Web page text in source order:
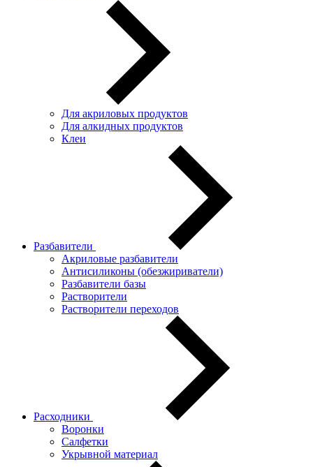
Для акриловых продуктов
Для алкидных продуктов
Клеи
Разбавители
Акриловые разбавители
Антисиликоны (обезжириватели)
Разбавители базы
Растворители
Растворители переходов
Расходники
Воронки
Салфетки
Укрывной материал